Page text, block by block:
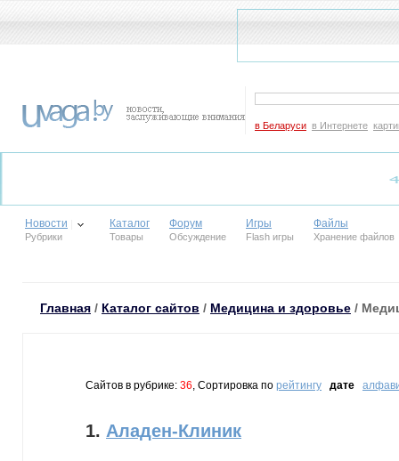
в Беларуси в Интернете
Новости
Рубрики
Каталог
Товары
Форум
Обсуждение
Игры
Flash игры
Файлы
Хранение файлов
Главная / Каталог сайтов / Медицина и здоровье /
Сайтов в рубрике: 36, Сортировка по рейтингу дате
1. Аладен-Клиник